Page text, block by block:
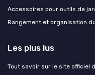
Accessoires pour outils de
Rangement et organisation
Les plus lus
Tout savoir sur le site officiel